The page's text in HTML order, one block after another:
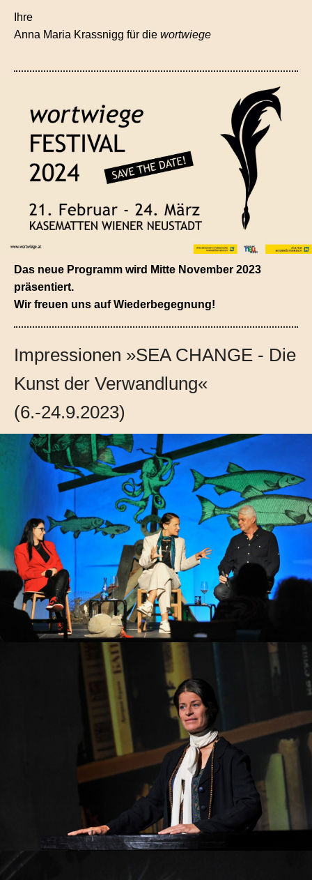
Ihre
Anna Maria Krassnigg für die wortwiege
Das neue Programm wird Mitte November 2023
präsentiert.
Wir freuen uns auf Wiederbegegnung!
Impressionen »SEA CHANGE - Die
Kunst der Verwandlung«
(6.-24.9.2023)